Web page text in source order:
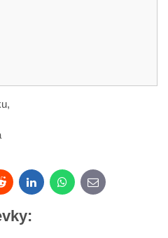
Reddit LinkedInWhatsApp
E-
mail